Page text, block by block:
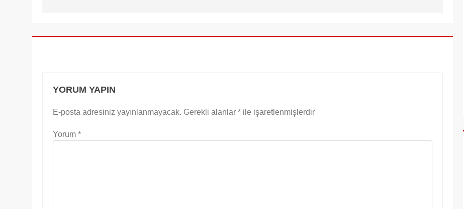
YORUM YAPIN
E-posta adresiniz yayınlanmayacak. Gerekli alanlar * ile işaretlenmişlerdir
Yorum *